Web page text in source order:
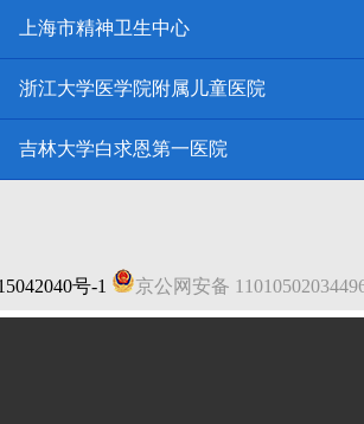
上海市精神卫生中心
浙江大学医学院附属儿童医院
吉林大学白求恩第一医院
号-1 京公网安备